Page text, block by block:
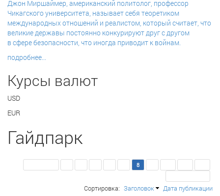
Джон Миршаймер, американский политолог, профессор
Чикагского университета, называет себя теоретиком
международных отношений и реалистом, который считает, что
великие державы постоянно конкурируют друг с другом
в сфере безопасности, что иногда приводит к войнам.
подробнее...
Курсы валют
USD
EUR
Гайдпарк
8
Сортировка: Заголовок Дата публикации